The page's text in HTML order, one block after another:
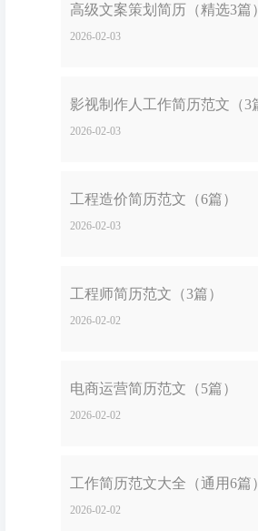
高级文案策划简历（精选3篇
2026-02-03
影视制作人工作简历范文（3
2026-02-03
工程造价简历范文（6篇）
2026-02-03
工程师简历范文（3篇）
2026-02-02
电商运营简历范文（5篇）
2026-02-02
工作简历范文大全（通用6篇
2026-02-02